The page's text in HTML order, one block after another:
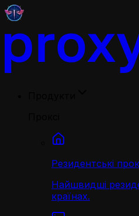
Резидентські
Найшвидші
країнах.